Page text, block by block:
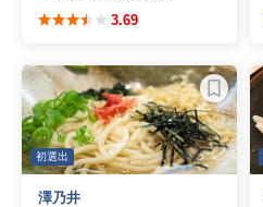
3.69
初選出
澤乃井